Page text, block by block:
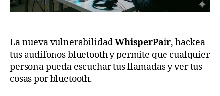
La nueva vulnerabilidadWhisperPair, hackea
tus audífonos bluetooth y permite que cualquier
persona pueda escuchar tus llamadas y ver tus
cosas por bluetooth.